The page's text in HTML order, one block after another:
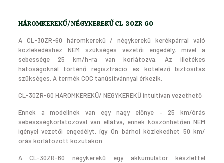
HÁROMKEREKŰ/ NÉGYKEREKŰ CL-30ZR-60
A CL-30ZR-60 háromkerekű / négykerekű kerékpárral való
közlekedéshez NEM szükséges vezetői engedély, mivel a
sebessége 25 km/h-ra van korlátozva. Az illetékes
hatóságoknál történő regisztráció és kötelező biztosítás
szükséges. A termék COC tanúsitvánnyal érkezik.
CL-30ZR-60 HÁROMKEREKŰ/ NÉGYKEREKŰ intuitívan vezethető
Ennek a modellnek van egy nagy előnye – 25 km/órás
sebessségkorlátozóval van ellátva, ennek köszönhetően NEM
igényel vezetői engedélyt, így Ön bárhol közlekedhet 50 km/
órás korlátozott közutakon.
A CL-30ZR-60 négykerekű egy akkumulátor készlettel